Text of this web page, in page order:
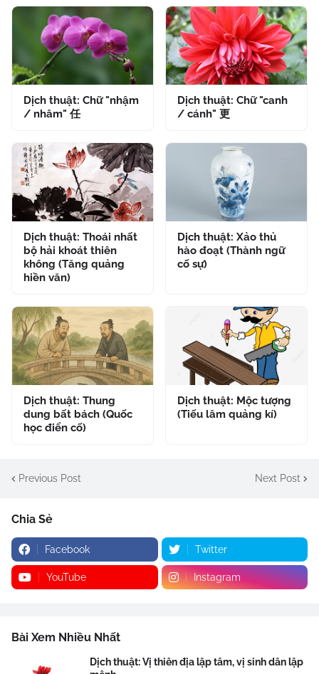
Dịch thuật: Chữ "nhậm
/ nhâm" 任
Dịch thuật: Chữ "canh
/ cánh" 更
Dịch thuật: Thoái nhất
bộ hải khoát thiên
không (Tăng quảng
hiền văn)
Dịch thuật: Xảo thủ
hào đoạt (Thành ngữ
cố sự)
Dịch thuật: Thung
dung bất bách (Quốc
học điển cố)
Dịch thuật: Mộc tượng
(Tiếu lâm quảng kí)
Previous Post Next Post
Chia Sẻ
Facebook Twitter
YouTube Instagram
Bài Xem Nhiều Nhất
Dịch thuật: Vị thiên địa lập tâm, vị sinh dân lập